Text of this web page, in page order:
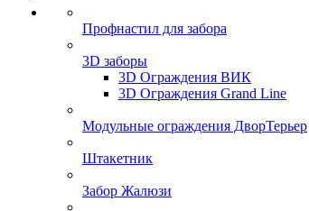
Профнастил для забора
3D заборы
3D Ограждения ВИК
3D Ограждения Grand Line
Модульные ограждения ДворТерьер
Штакетник
Забор Жалюзи